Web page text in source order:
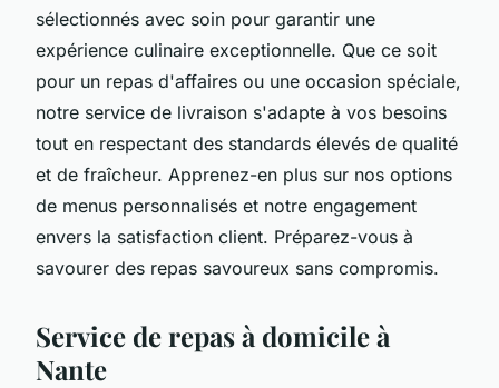
sélectionnés avec soin pour garantir une
expérience culinaire exceptionnelle. Que ce soit
pour un repas d'affaires ou une occasion spéciale,
notre service de livraison s'adapte à vos besoins
tout en respectant des standards élevés de qualité
et de fraîcheur. Apprenez-en plus sur nos options
de menus personnalisés et notre engagement
envers la satisfaction client. Préparez-vous à
savourer des repas savoureux sans compromis.
Service de repas à domicile à
Nante